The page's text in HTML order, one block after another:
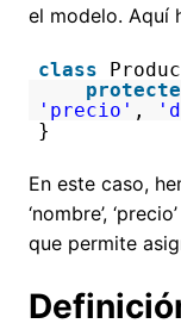
el modelo. Aquí
class
'precio' ,
}
En este caso,
‘nombre’,
que permite